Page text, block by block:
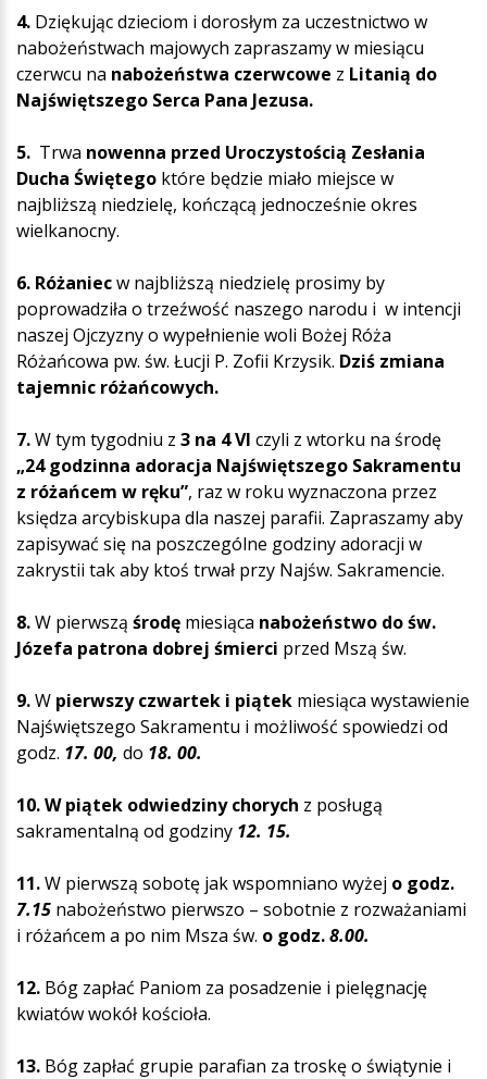
4. Dziękując dzieciom i dorosłym za uczestnictwo w
nabożeństwach majowych zapraszamy w miesiącu
czerwcu na nabożeństwa czerwcowe z Litanią do
Najświętszego Serca Pana Jezusa.
5. Trwa nowenna przed Uroczystością Zesłania
Ducha Świętego które będzie miało miejsce w
najbliższą niedzielę, kończącą jednocześnie okres
wielkanocny.
6. Różaniecw najbliższą niedzielę prosimy by
poprowadziła o trzeźwość naszego narodu i w intencji
naszej Ojczyzny o wypełnienie woli Bożej Róża
Różańcowa pw. św. Łucji P. Zofii Krzysik. Dziś zmiana
tajemnic różańcowych.
7.W tym tygodniu z 3 na 4 VI czyli z wtorku na środę
„24 godzinna adoracja Najświętszego Sakramentu
z różańcem w ręku”, raz w roku wyznaczona przez
księdza arcybiskupa dla naszej parafii. Zapraszamy aby
zapisywać się na poszczególne godziny adoracji w
zakrystii tak aby ktoś trwał przy Najśw. Sakramencie.
8.W pierwszą środę miesiąca nabożeństwo do św.
Józefa patrona dobrej śmierci przed Mszą św.
9.W pierwszy czwartek i piątek miesiąca wystawienie
Najświętszego Sakramentu i możliwość spowiedzi od
godz. 17. 00, do 18. 00.
10.W piątek odwiedziny chorych z posługą
sakramentalną od godziny 12. 15.
11.W pierwszą sobotę jak wspomniano wyżej o godz.
7.15 nabożeństwo pierwszo – sobotnie z rozważaniami
i różańcem a po nim Msza św. o godz.8.00.
12. Bóg zapłać Paniom za posadzenie i pielęgnację
kwiatów wokół kościoła.
13. Bóg zapłać grupie parafian za troskę o świątynie i